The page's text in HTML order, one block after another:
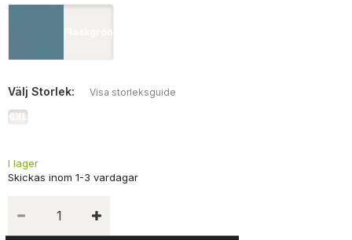
Flaskgrön
Välj Storlek: Visa storleksguide
6XL
I lager